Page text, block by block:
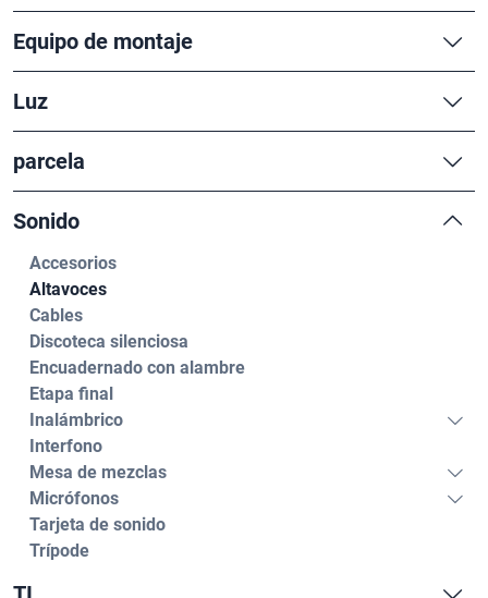
Equipo de montaje
Luz
parcela
Sonido
Accesorios
Altavoces
Cables
Discoteca silenciosa
Encuadernado con alambre
Etapa final
Inalámbrico
Interfono
Mesa de mezclas
Micrófonos
Tarjeta de sonido
Trípode